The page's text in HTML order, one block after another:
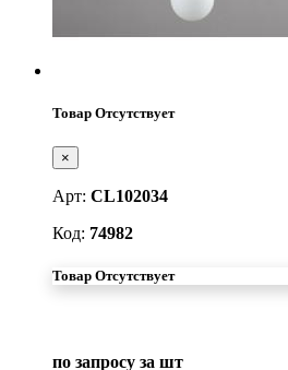
Товар Отсутствует
×
Арт: CL102034
Код: 74982
Товар Отсутствует
по запросу за шт